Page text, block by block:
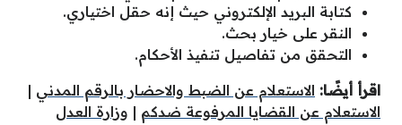
كتابة البريد الإلكتروني حيث إنه حقل اختياري.
النقر على خيار بحث.
التحقق من تفاصيل تنفيذ الأحكام.
اقرأ أيضًا: الاستعلام عن الضبط والاحضار بالرقم المدني |
الاستعلام عن القضايا المرفوعة ضدكم | وزارة العدل